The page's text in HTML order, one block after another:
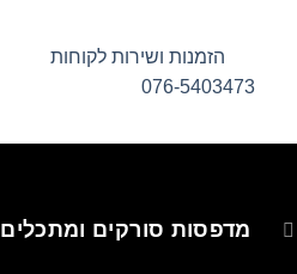
הזמנות ושירות לקוחות
076-5403473
מדפסות סורקים ומתכלים